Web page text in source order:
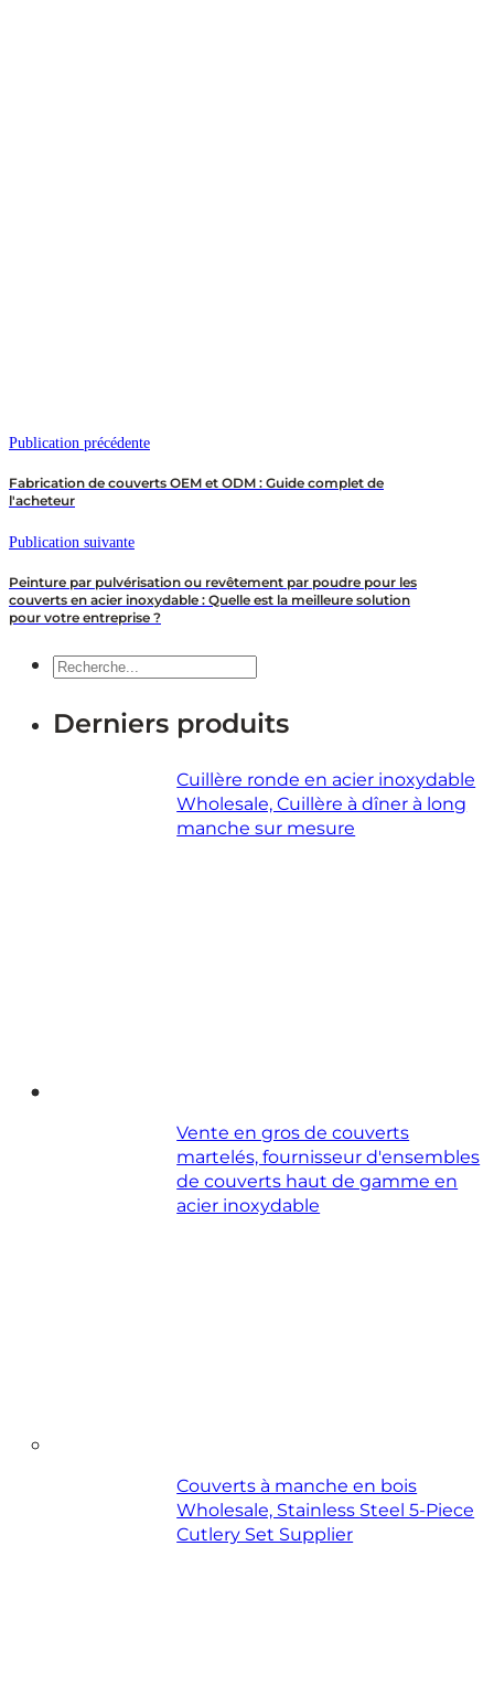
Publication précédente
Fabrication de couverts OEM et ODM : Guide complet de
l'acheteur
Publication suivante
Peinture par pulvérisation ou revêtement par poudre pour les
couverts en acier inoxydable : Quelle est la meilleure solution
pour votre entreprise ?
Recherche
Derniers produits
Cuillère ronde en acier inoxydable
Wholesale, Cuillère à dîner à long
manche sur mesure
Vente en gros de couverts
martelés, fournisseur d'ensembles
de couverts haut de gamme en
acier inoxydable
Couverts à manche en bois
Wholesale, Stainless Steel 5-Piece
Cutlery Set Supplier